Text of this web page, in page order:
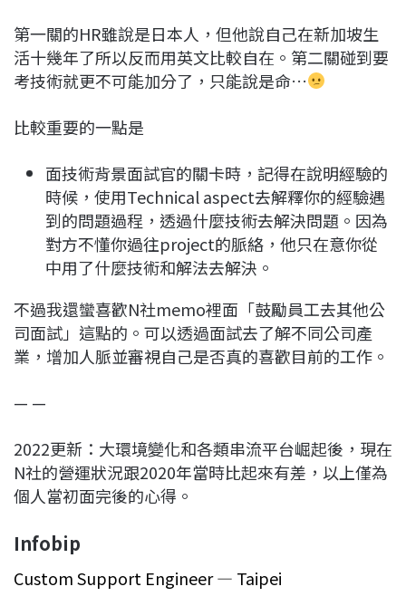
第一關的HR雖說是日本人，但他說自己在新加坡生
活十幾年了所以反而用英文比較自在。第二關碰到要
考技術就更不可能加分了，只能說是命…
比較重要的一點是
面技術背景面試官的關卡時，記得在說明經驗的
時候，使用Technical aspect去解釋你的經驗遇
到的問題過程，透過什麼技術去解決問題。因為
對方不懂你過往project的脈絡，他只在意你從
中用了什麼技術和解法去解決。
不過我還蠻喜歡N社memo裡面「鼓勵員工去其他公
司面試」這點的。可以透過面試去了解不同公司產
業，增加人脈並審視自己是否真的喜歡目前的工作。
— —
2022更新：大環境變化和各類串流平台崛起後，現在
N社的營運狀況跟2020年當時比起來有差，以上僅為
個人當初面完後的心得。
Infobip
Custom Support Engineer — Taipei